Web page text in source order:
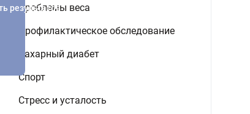
Проблемы веса
Профилактическое обследование
Сахарный диабет
Спорт
Стресс и усталость
результатов